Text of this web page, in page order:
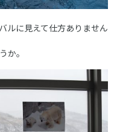
ルに見えて仕方ありません
か。